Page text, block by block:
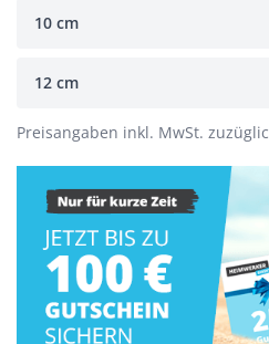
10 cm
12 cm
Preisangaben inkl. MwSt.